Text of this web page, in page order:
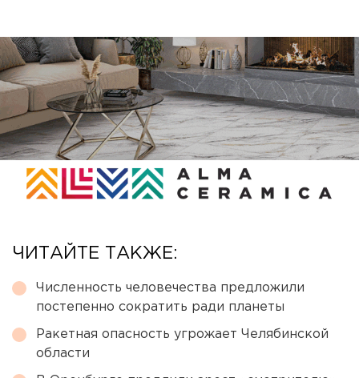
ЧИТАЙТЕ ТАКЖЕ:
Численность человечества предложили
постепенно сократить ради планеты
Ракетная опасность угрожает Челябинской
области